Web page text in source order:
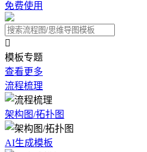
免费使用

模板专题
查看更多
流程梳理
架构图/拓扑图
AI生成模板